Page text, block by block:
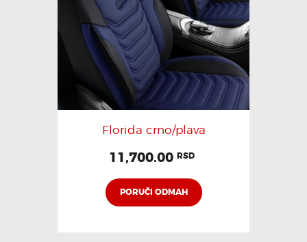
Florida crno/plava
11,700.00 RSD
PORUČI ODMAH